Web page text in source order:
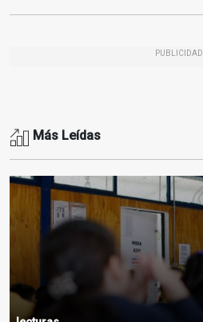
PUBLICIDAD
Más Leídas